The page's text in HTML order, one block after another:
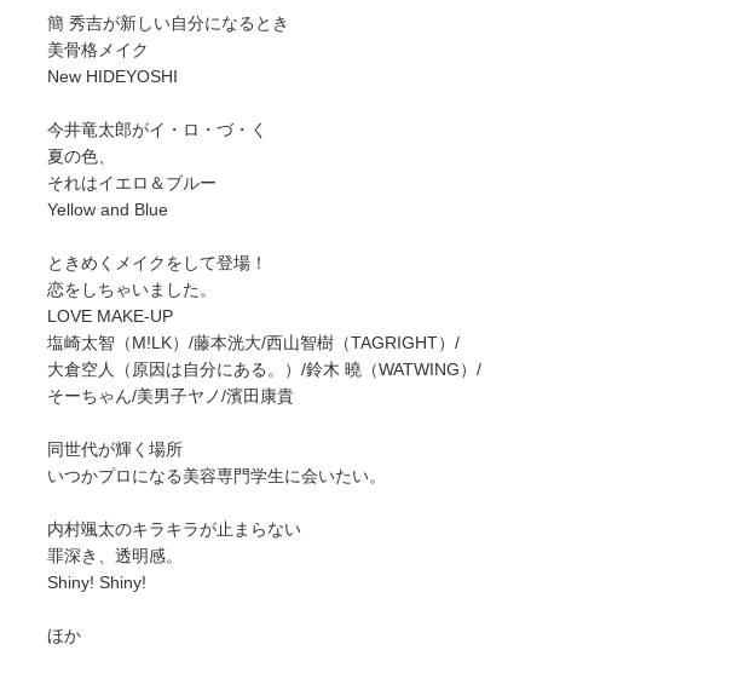
簡 秀吉が新しい自分になるとき
美骨格メイク
New HIDEYOSHI
今井竜太郎がイ・ロ・づ・く
夏の色、
それはイエロ＆ブルー
Yellow and Blue
ときめくメイクをして登場！
恋をしちゃいました。
LOVE MAKE-UP
塩崎太智（M!LK）/藤本洸大/西山智樹（TAGRIGHT）/
大倉空人（原因は自分にある。）/鈴木 曉（WATWING）/
そーちゃん/美男子ヤノ/濱田康貴
同世代が輝く場所
いつかプロになる美容専門学生に会いたい。
内村颯太のキラキラが止まらない
罪深き、透明感。
Shiny! Shiny!
ほか